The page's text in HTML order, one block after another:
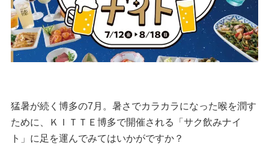
猛暑が続く博多の7月。暑さでカラカラになった喉を潤す
ために、ＫＩＴＴＥ博多で開催される「サク飲みナイ
ト」に足を運んでみてはいかがですか？